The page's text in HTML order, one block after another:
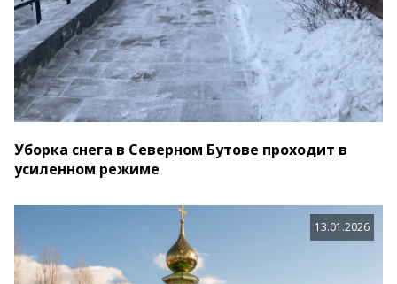
Уборка снега в Северном Бутове проходит в
усиленном режиме
13.01.2026